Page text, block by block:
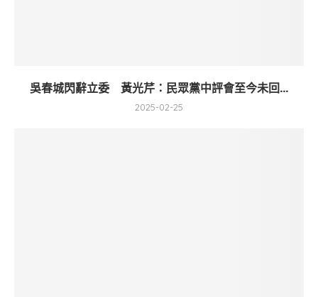
吳春城閃辭立委 黃光芹：民眾黨中評會至今未回...
2025-02-25